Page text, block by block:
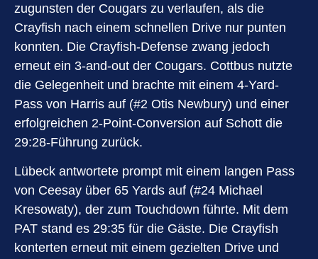
zugunsten der Cougars zu verlaufen, als die
Crayfish nach einem schnellen Drive nur punten
konnten. Die Crayfish-Defense zwang jedoch
erneut ein 3-and-out der Cougars. Cottbus nutzte
die Gelegenheit und brachte mit einem 4-Yard-
Pass von Harris auf (#2 Otis Newbury) und einer
erfolgreichen 2-Point-Conversion auf Schott die
29:28-Führung zurück.
Lübeck antwortete prompt mit einem langen Pass
von Ceesay über 65 Yards auf (#24 Michael
Kresowaty), der zum Touchdown führte. Mit dem
PAT stand es 29:35 für die Gäste. Die Crayfish
konterten erneut mit einem gezielten Drive und